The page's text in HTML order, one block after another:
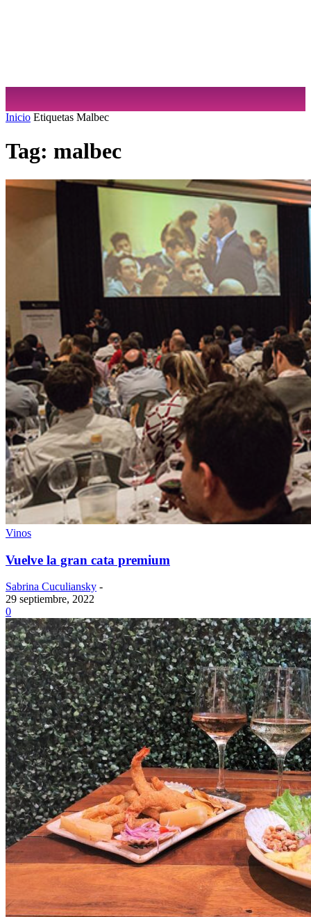
Sabrina Cuculiansky
Inicio Etiquetas Malbec
Tag: malbec
Vinos
Vuelve la gran cata premium
Sabrina Cuculiansky -
29 septiembre, 2022
0